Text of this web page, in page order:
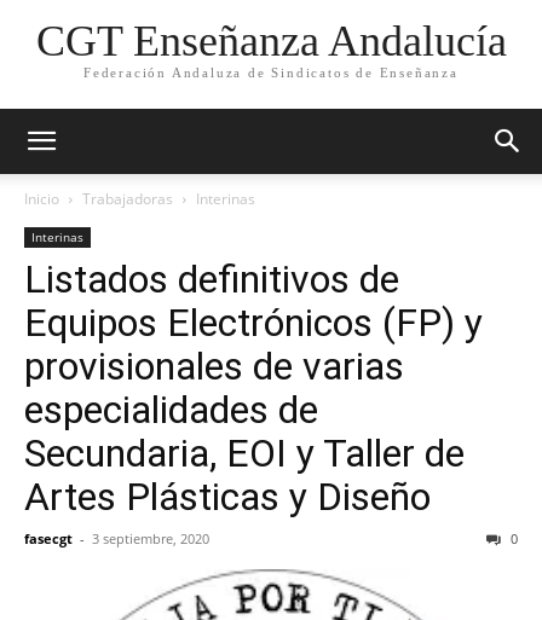
CGT Enseñanza Andalucía
Federación Andaluza de Sindicatos de Enseñanza
Inicio Trabajadoras Interinas
Interinas
Listados definitivos de
Equipos Electrónicos (FP) y
provisionales de varias
especialidades de
Secundaria, EOI y Taller de
Artes Plásticas y Diseño
fasecgt - 3 septiembre, 2020 0